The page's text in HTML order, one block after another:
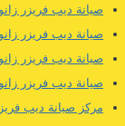
صيانة ديب فريزر
صيانة ديب فريزر زانوسي
صيانة ديب فريزر زانوسي
صيانة ديب فريزر زانوسي
مركز صيانة ديب